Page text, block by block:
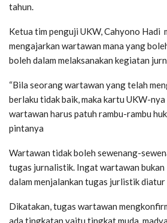
tahun.
Ketua tim penguji UKW, Cahyono Hadi
mengajarkan wartawan mana yang
boleh dalam melaksanakan kegiatan
“Bila seorang wartawan yang telah
berlaku tidak baik, maka kartu UKW-
wartawan harus patuh rambu-rambu
pintanya
Wartawan tidak boleh sewenang-
tugas jurnalistik. Ingat wartawan bukan
dalam menjalankan tugas jurlistik
Dikatakan, tugas wartawan
ada tingkatan yaitu tingkat muda,